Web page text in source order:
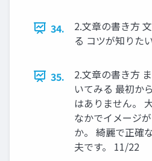
34.
2.文章の書き方
る コツが知りた
35.
2.文章の書き方
いてみる 最初か
はありません。
なかでイメージ
か。 綺麗で正確
夫です。 11/22